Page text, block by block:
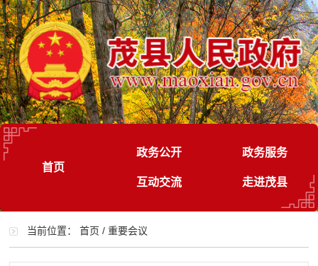
首页
政务公开 政务服务
互动交流 走进茂县
当前位置：首页 /重要会议